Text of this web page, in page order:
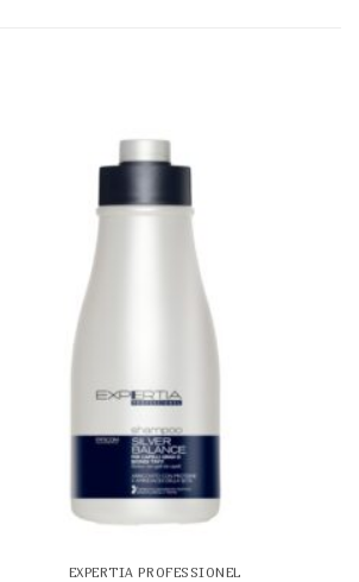
EXPERTIA PROFESSIONЕL